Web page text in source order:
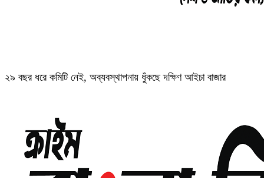
২৯ বছর ধরে কমিটি নেই, অব্যবস্থাপনায় ধুঁকছে দক্ষিণ আইচা বাজার